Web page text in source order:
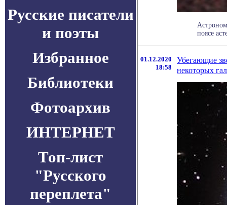
Русские писатели
и поэты
Избранное
Библиотеки
Фотоархив
ИНТЕРНЕТ
Топ-лист
"Русского
переплета"
поясе
01.12.2020
18:58
Убегающие
некоторых